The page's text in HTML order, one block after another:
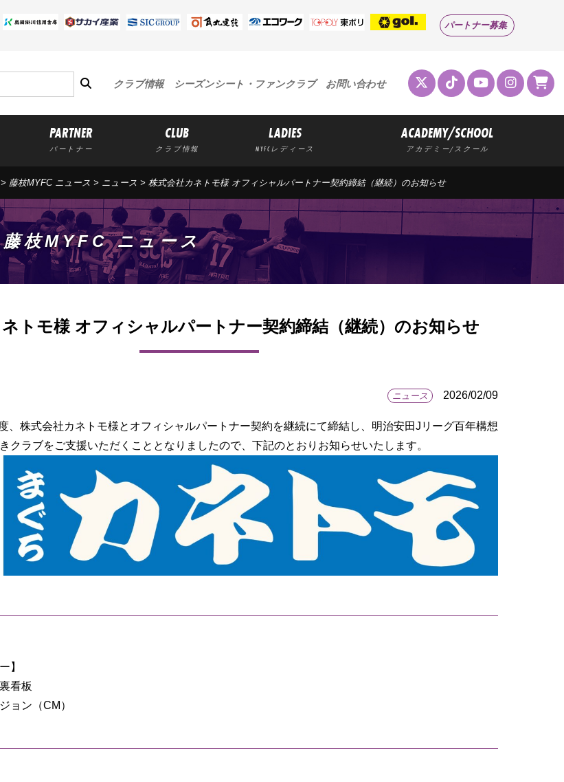
パートナー募集
クラブ情報 シーズンシート・ファンクラブ お問い合わせ
PARTNER
パートナー
CLUB
クラブ情報
LADIES
MYFCレディース
ACADEMY/SCHOOL
アカデミー/スクール
藤枝MYFC ニュース > ニュース > 株式会社カネトモ様 オフィシャルパートナー契約締結（継続）のお知らせ
藤枝MYFC ニュース
トモ様 オフィシャルパートナー契約締結（継続）のお知らせ
ニュース 2026/02/09
、株式会社カネトモ様とオフィシャルパートナー契約を継続にて締結し、明治安田Jリーグ百年構想
クラブをご支援いただくこととなりましたので、下記のとおりお知らせいたします。
】
看板
ョン（CM）